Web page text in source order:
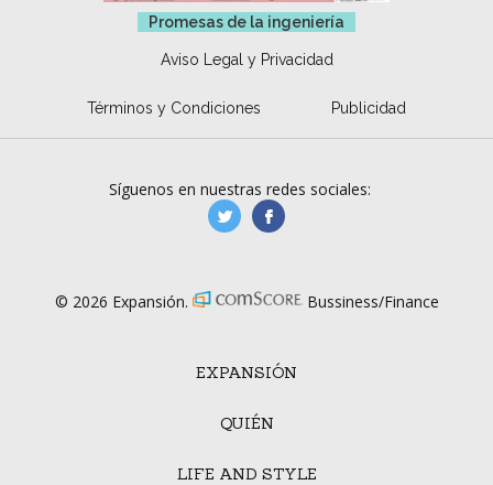
Promesas de la ingeniería
Aviso Legal y Privacidad
Términos y Condiciones Publicidad
EXPANSIÓN
QUIÉN
LIFE AND STYLE
Síguenos en nuestras redes sociales:
manufacturaGE
© 2026 Expansión. Bussiness/Finance